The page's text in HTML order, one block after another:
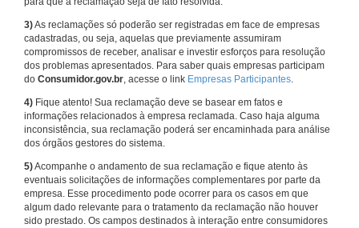
3)As reclamações só poderão ser registradas em face de empresas
cadastradas, ou seja, aquelas que previamente assumiram
compromissos de receber, analisar e investir esforços para resolução
dos problemas apresentados. Para saber quais empresas participam
do Consumidor.gov.br, acesse o link Empresas Participantes.
4) Fique atento! Sua reclamação deve se basear em fatos e
informações relacionados à empresa reclamada. Caso haja alguma
inconsistência, sua reclamação poderá ser encaminhada para análise
dos órgãos gestores do sistema.
5)Acompanhe o andamento de sua reclamação e fique atento às
eventuais solicitações de informações complementares por parte da
empresa. Esse procedimento pode ocorrer para os casos em que
algum dado relevante para o tratamento da reclamação não houver
sido prestado. Os campos destinados à interação entre consumidores